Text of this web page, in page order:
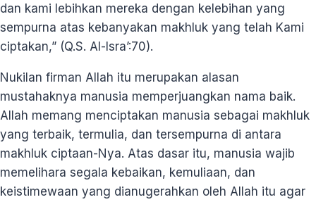
dan kami lebihkan mereka dengan kelebihan yang
sempurna atas kebanyakan makhluk yang telah Kami
ciptakan,” (Q.S. Al-Isra’:70).
Nukilan firman Allah itu merupakan alasan
mustahaknya manusia memperjuangkan nama baik.
Allah memang menciptakan manusia sebagai makhluk
yang terbaik, termulia, dan tersempurna di antara
makhluk ciptaan-Nya. Atas dasar itu, manusia wajib
memelihara segala kebaikan, kemuliaan, dan
keistimewaan yang dianugerahkan oleh Allah itu agar